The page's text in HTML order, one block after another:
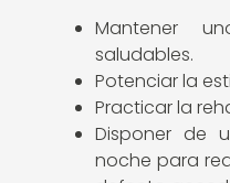
Mantener
saludables.
Potenciar la
Practicar la
Disponer de
noche para